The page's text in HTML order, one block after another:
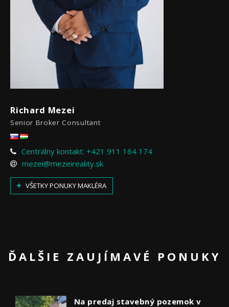
Richard Mezei
Senior Broker Consultant
Centrálny kontakt: +421 911 164 174
mezei@mezeireality.sk
VŠETKY PONUKY MAKLÉRA
ĎALŠIE ZAUJÍMAVÉ PONUKY
Na predaj stavebný pozemok v